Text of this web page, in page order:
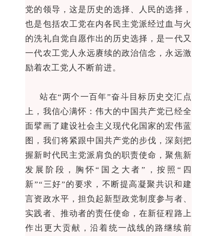
党的领导，这是历史的选择、人民的选择，
也是包括农工党在内各民主党派经过血与火
的洗礼自觉自愿作出的历史选择，是一代又
一代农工党人永远赓续的政治信念，永远激
励着农工党人不断前进。
站在“两个一百年”奋斗目标历史交汇点
上，我信心满怀：伟大的中国共产党已经全
面擘画了建设社会主义现代化国家的宏伟蓝
图，我们将紧跟中国共产党的步伐，深刻把
握新时代民主党派肩负的职责使命，聚焦新
发展阶段，胸怀“国之大者”，按照“四
新”“三好”的要求，不断提高凝聚共识和建
言资政水平，担负起新型政党制度参与者、
实践者、推动者的责任使命，在新征程路上
作出更大贡献，沿着统一战线的路继续前